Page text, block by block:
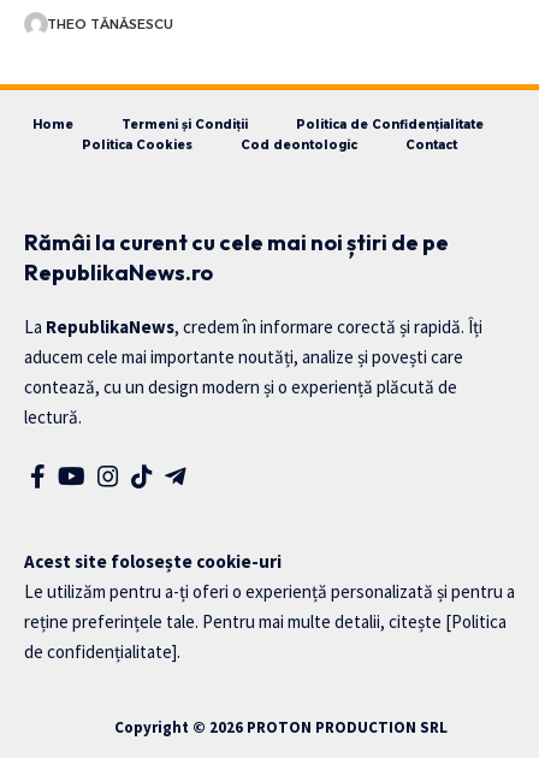
THEO TĂNĂSESCU
Home Termeni și Condiții
Politica de Confidențialitate
Politica Cookies
Cod deontologic Contact
Rămâi la curent cu cele mai noi știri de pe
RepublikaNews.ro
La RepublikaNews, credem în informare corectă și rapidă. Îți
aducem cele mai importante noutăți, analize și povești care
contează, cu un design modern și o experiență plăcută de
lectură.
Acest site folosește cookie-uri
Le utilizăm pentru a-ți oferi o experiență personalizată și pentru a
reține preferințele tale. Pentru mai multe detalii, citește [Politica
de confidențialitate].
Copyright © 2026 PROTON PRODUCTION SRL